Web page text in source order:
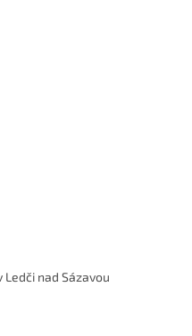
Ledči nad Sázavou